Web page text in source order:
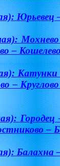
Юрьевец
–
Катунки
–
–
Балахна